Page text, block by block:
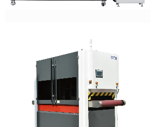
万创设备四大优势
宁波万创是一家专业从事金属表面处理设
备生产、销售和工程服务的企业；持续改
镜面抛光机